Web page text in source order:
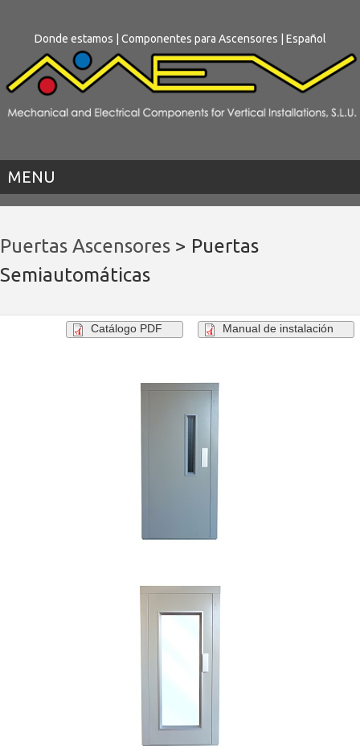
Donde estamos Componentes para Ascensores | Español
MENU
Puertas Ascensores > Puertas
Semiautomáticas
Catálogo PDF Manual de instalación